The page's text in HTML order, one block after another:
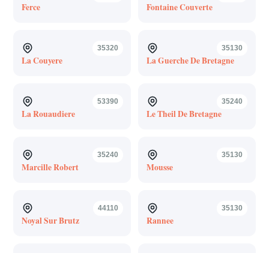
Ferce Fontaine Couverte
35320
La Couyere
35130
La Guerche De Bretagne
53390
La Rouaudiere
35240
Le Theil De Bretagne
35240
Marcille Robert
35130
Mousse
44110
Noyal Sur Brutz
35130
Rannee